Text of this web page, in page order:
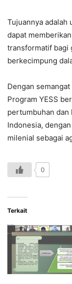
Tujuannya adalah
dapat
transformatif bagi
berkecimpung
Dengan
Program YESS
pertumbuhan
Indonesia,
milenial sebagai
0
Terkait